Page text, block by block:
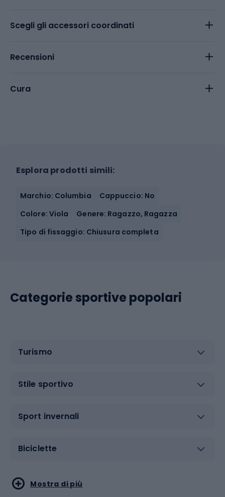
Scegli gli accessori coordinati
Recensioni
Cura
Esplora prodotti simili:
Marchio: Columbia
Cappuccio: No
Colore: Viola
Genere: Ragazzo, Ragazza
Tipo di fissaggio: Chiusura completa
Categorie sportive popolari
Turismo
Stile sportivo
Sport invernali
Biciclette
Sport acquatici
Sport di arti marziali
Mostra di più